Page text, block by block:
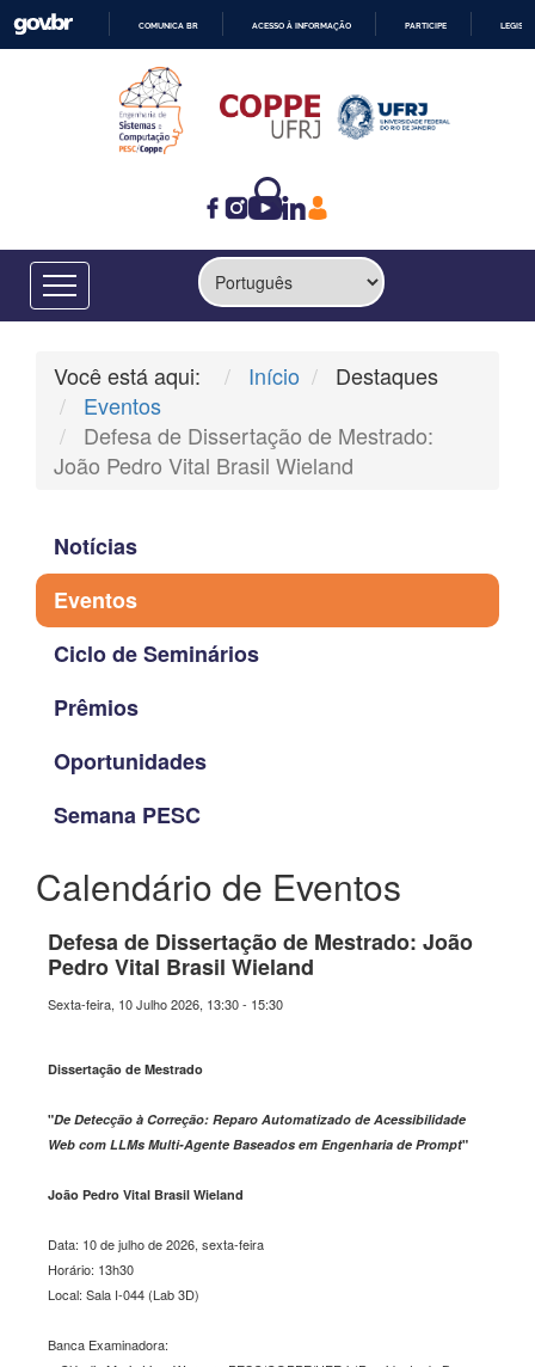
CONTEÚDO
COMUNICA BR ACESSO À INFORMAÇÃO PARTICIPE
Você está aqui: Início
Destaques
Eventos
Defesa de Dissertação de Mestrado:
João Pedro Vital Brasil Wieland
Notícias
Eventos
Ciclo de Seminários
Prêmios
Oportunidades
Semana PESC
Calendário de Eventos
Defesa de Dissertação de Mestrado: João
Pedro Vital Brasil Wieland
Sexta-feira, 10 Julho 2026, 13:30 - 15:30
Dissertação de Mestrado
"De Detecção à Correção: Reparo Automatizado de Acessibilidade
Web com LLMs Multi-Agente Baseados em Engenharia de Prompt"
João Pedro Vital Brasil Wieland
Data: 10 de julho de 2026, sexta-feira
Horário: 13h30
Local: Sala I-044 (Lab 3D)
Banca Examinadora: